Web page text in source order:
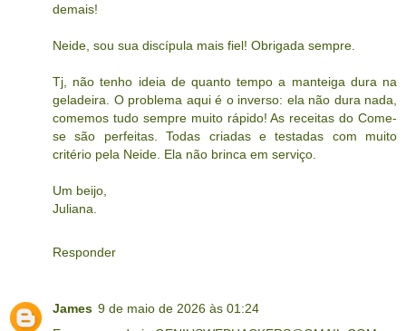
demais!
Neide, sou sua discípula mais fiel! Obrigada sempre.
Tj, não tenho ideia de quanto tempo a manteiga dura na
geladeira. O problema aqui é o inverso: ela não dura nada,
comemos tudo sempre muito rápido! As receitas do Come-
se são perfeitas. Todas criadas e testadas com muito
critério pela Neide. Ela não brinca em serviço.
Um beijo,
Juliana.
Responder
James 9 de maio de 2026 às 01:24